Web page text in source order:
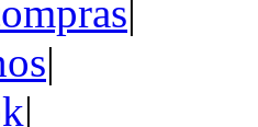
|
|
|